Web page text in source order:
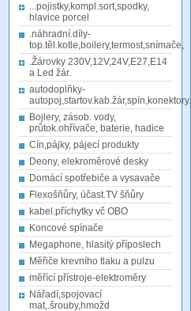
...pojistky,kompl.sort,spodky,
hlavice porcel
.náhradní.díly-
top.těl.kotle,boilery,termost,snímače,
.Žárovky 230V,12V,24V,E27,E14
a Led žár.
autodoplňky-
autopoj,startov.kab.žár,spín,konektory.
Bojlery, zásob. vody,
průtok.ohřívače, baterie, hadice
Cín,pájky, pájecí produkty
Deony, elekroměrové desky
Domácí spotřebiče a vysavače
Flexošňůry, účast.TV šňůry
kabel.příchytky vč OBO
Koncové spínače
Megaphone, hlasitý příposlech
Měřiče krevního tlaku a pulzu
měřící přístroje-elektroměry
Nářadí,spojovací
mat,.šrouby,hmožd